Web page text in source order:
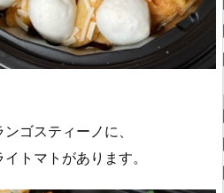
ゴスティーノに、
トマトがあります。